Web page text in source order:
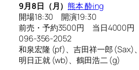
9月8日（月）熊本 酔ing
開場18:30 開演19:30
前売・予約3500円 当日4000円
096-356-2052
和泉宏隆 (pf)、吉田祥一郎 (Sax)
明日正就 (wb)、鶴田浩二 (g)